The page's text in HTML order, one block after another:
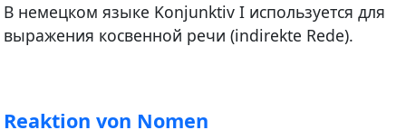
В немецком языке Konjunktiv I используется для
выражения косвенной речи (indirekte Rede).
Reaktion von Nomen